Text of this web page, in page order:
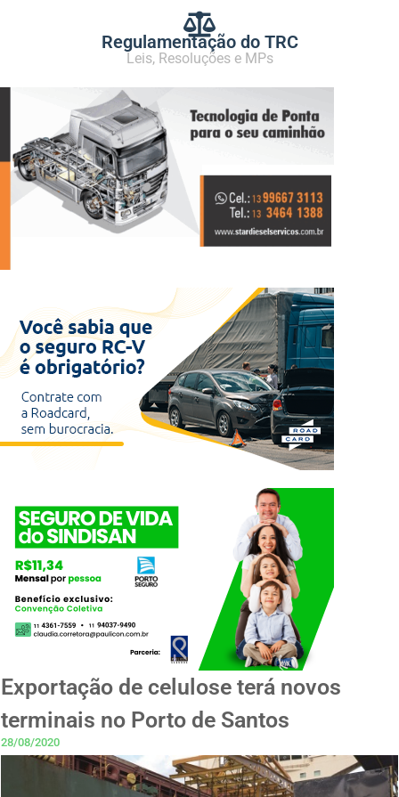
Regulamentação do TRC
Leis, Resoluções e MPs
Exportação de celulose terá novos
terminais no Porto de Santos
28/08/2020